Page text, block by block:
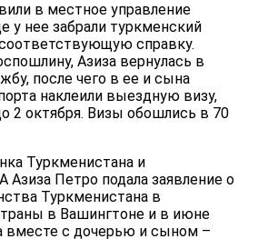
в местное управление
у нее забрали туркменский
справку.
Азиза вернулась в
после чего в ее и сына
наклеили выездную визу,
2 октября. Визы обошлись в 70
Туркменистана и
Петро подала заявление о
Туркменистана в
в Вашингтоне и в июне
вместе с дочерью и сыном –